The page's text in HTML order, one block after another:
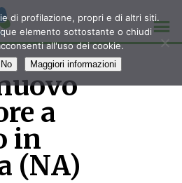
a
in
(NA)
di profilazione, propri e di altri siti.
elemento sottostante o chiudi
all'uso dei cookie.
No Maggiori informazioni